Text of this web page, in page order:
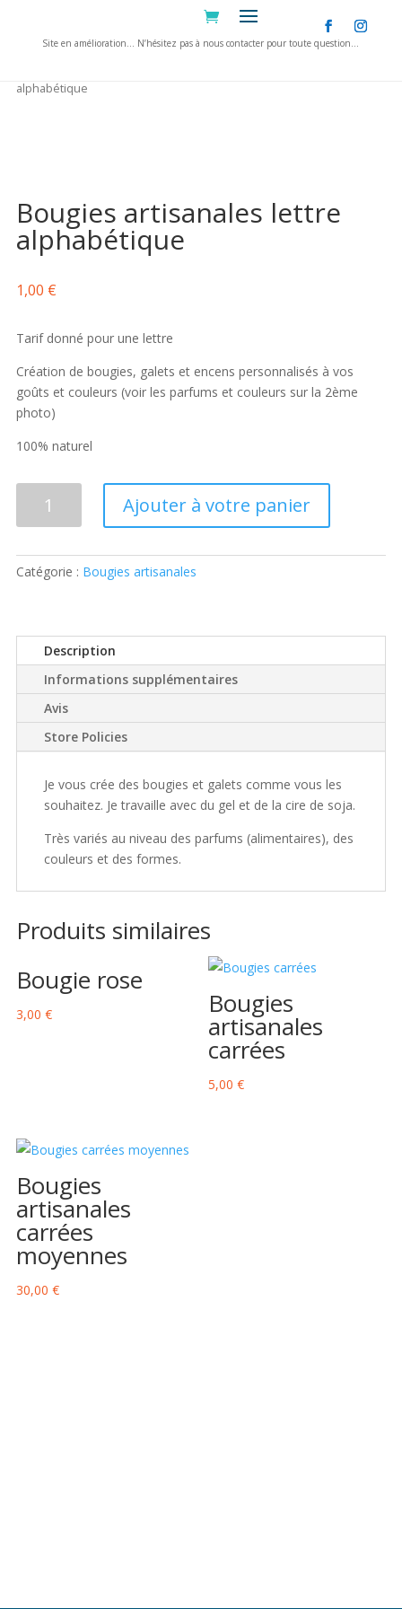
Site en amélioration… N’hésitez pas à nous contacter pour toute question…
alphabétique
Bougies artisanales lettre
alphabétique
1,00 €
Tarif donné pour une lettre
Création de bougies, galets et encens personnalisés à vos
goûts et couleurs (voir les parfums et couleurs sur la 2ème
photo)
100% naturel
artisanales
lettre
Ajouter à votre panier
Catégorie : Bougies artisanales
Description
Informations supplémentaires
Avis
Store Policies
Je vous crée des bougies et galets comme vous les
souhaitez. Je travaille avec du gel et de la cire de soja.
Très variés au niveau des parfums (alimentaires), des
couleurs et des formes.
Produits similaires
Bougie rose
3,00€ Bougies
artisanales
carrées
5,00€
Bougies
artisanales
carrées
moyennes
30,00€